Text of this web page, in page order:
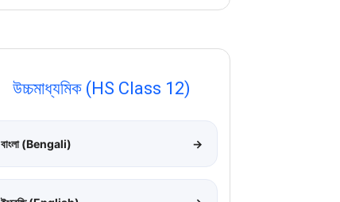
উচ্চমাধ্যমিক (HS Class 12)
বাংলা (Bengali) →